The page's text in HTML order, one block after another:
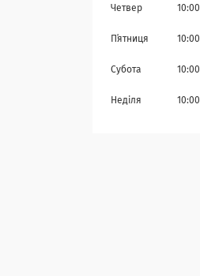
Четвер 10:00
Пʼятниця 10:00
Субота 10:00
Неділя 10:00